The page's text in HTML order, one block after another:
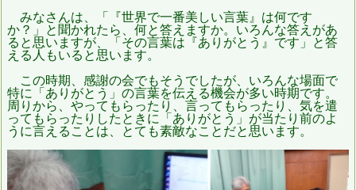
みなさんは、「『世界で一番美しい言葉』は何です
か？」と聞かれたら、何と答えますか。いろんな答えがあ
ると思いますが、「その言葉は『ありがとう』です」と答
える人もいると思います。
この時期、感謝の会でもそうでしたが、いろんな場面で
特に「ありがとう」の言葉を伝える機会が多い時期です。
周りから、やってもらったり、言ってもらったり、気を遣
ってもらったりしたときに「ありがとう」が当たり前のよ
うに言えることは、とても素敵なことだと思います。